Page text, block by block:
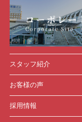
スタッフ紹介
お客様の声
採用情報